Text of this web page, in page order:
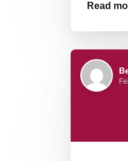
Read